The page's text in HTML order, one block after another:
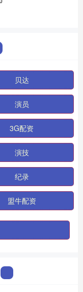
贝达
演员
3G配资
演技
纪录
盟牛配资